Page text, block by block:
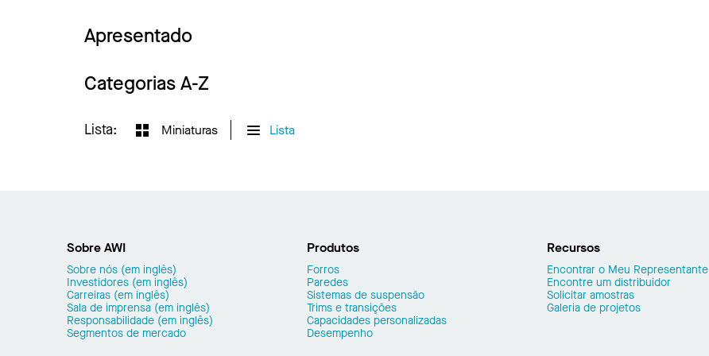
Apresentado
Categorias A-Z
Lista: Miniaturas Lista
Sobre AWI
Sobre nós (em inglês)
Investidores (em inglês)
Carreiras (em inglês)
Sala de imprensa (em inglês)
Responsabilidade (em inglês)
Segmentos de mercado
Produtos
Forros
Paredes
Sistemas de suspensão
Trims e transições
Capacidades personalizadas
Desempenho
Recursos
Encontrar o Meu Representante
Encontre um distribuidor
Solicitar amostras
Galeria de projetos